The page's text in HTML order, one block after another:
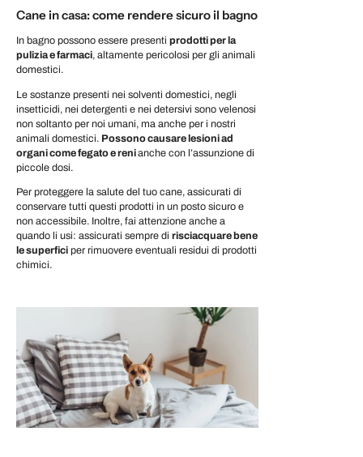
Cane in casa: come rendere sicuro il bagno
In bagno possono essere presenti prodotti per la
pulizia e farmaci, altamente pericolosi per gli animali
domestici.
Le sostanze presenti nei solventi domestici, negli
insetticidi, nei detergenti e nei detersivi sono velenosi
non soltanto per noi umani, ma anche per i nostri
animali domestici. Possono causare lesioni ad
organi come fegato e renianche con l’assunzione di
piccole dosi.
Per proteggere la salute del tuo cane, assicurati di
conservare tutti questi prodotti in un posto sicuro e
non accessibile. Inoltre, fai attenzione anche a
quando li usi: assicurati sempre di risciacquare bene
le superfici per rimuovere eventuali residui di prodotti
chimici.